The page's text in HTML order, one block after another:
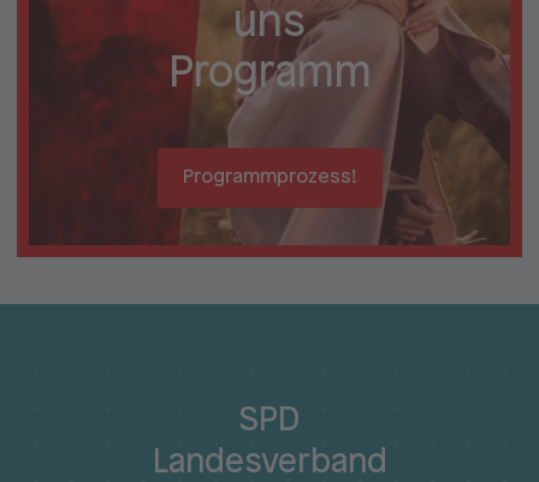
uns
Programm
Programmprozess!
SPD
Landesverband